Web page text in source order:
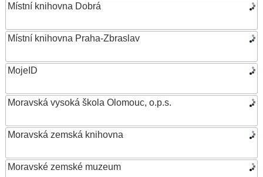
Místní knihovna Dobrá
Místní knihovna Praha-Zbraslav
MojeID
Moravská vysoká škola Olomouc, o.p.s.
Moravská zemská knihovna
Moravské zemské muzeum